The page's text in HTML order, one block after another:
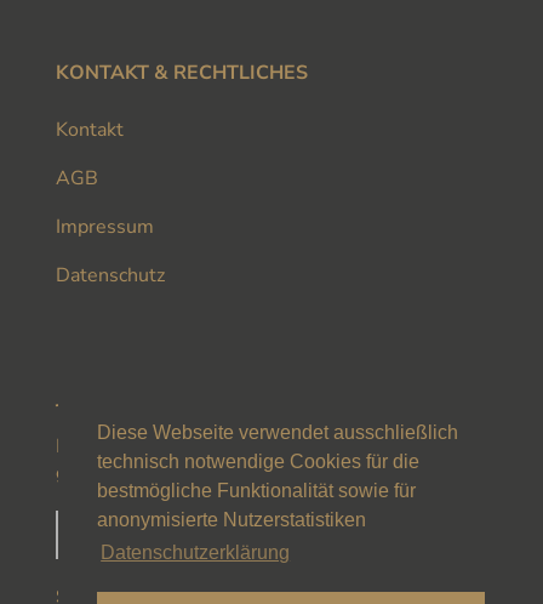
Diese Webseite verwendet ausschließlich
technisch notwendige Cookies für die
bestmögliche Funktionalität sowie für
anonymisierte Nutzerstatistiken
Datenschutzerklärung
JUGENDSCHUTZ
Diese Webseite ist mit dem JuSProg-Label
gekennzeichnet
SOCIAL MEDIA
KONTAKT & RECHTLICHES
Kontakt
AGB
Impressum
Datenschutz